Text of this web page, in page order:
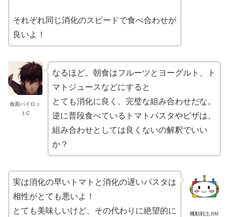
それぞれ同じ消化のスピードで食べ合わせが
良いよ！
仮面パイロッ
トC
なるほど。朝食はフルーツとヨーグルト、ト
マトジュースなどにすると
とても消化に良く、完璧な組み合わせだな。
逆に普段食べているトマトパスタやピザは、
組み合わせとしては良くないの解釈でいい
か？
機動戦士JIM
実は消化の早いトマトと消化の遅いパスタは
相性がとても悪いよ！
とても美味しいけど、その代わりに絶望的に